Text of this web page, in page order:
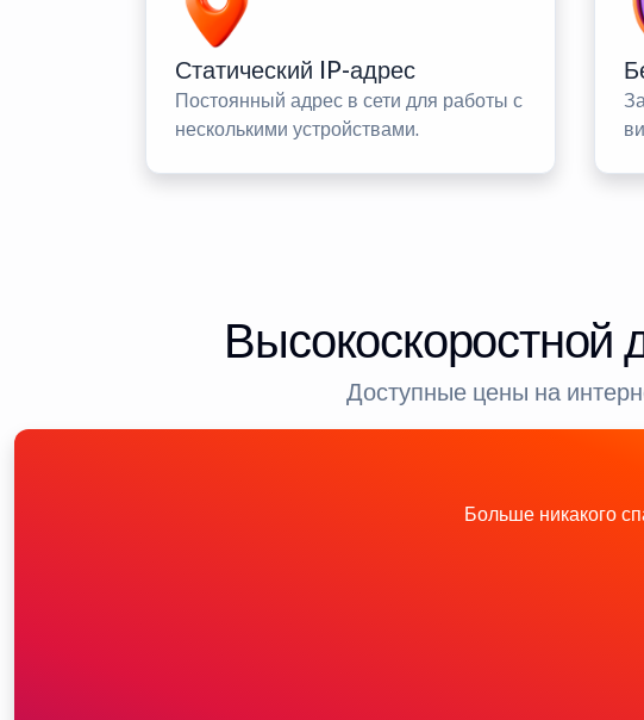
Статический IP-адрес
Постоянный адрес в сети для работы с
несколькими устройствами.
Высокоскоростной
Доступные цены на
Больше никакого